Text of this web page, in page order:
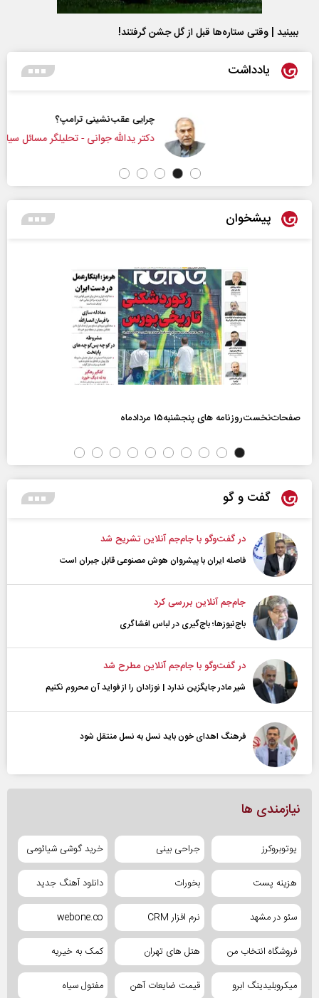
ببینید | وقتی ستاره‌ها قبل از گل جشن گرفتند!
یادداشت
چرایی عقب‌نشینی ترامپ؟
دکتر یدالله جوانی - تحلیلگر مسائل سیاسی
پیشخوان
صفحات‌نخست‌روزنامه ها‌ی پنجشنبه‌۱۵ مردادماه
گفت و گو
در گفت‌و‌گو با جام‌جم آنلاین تشریح شد
فاصله ایران با پیشرو‌ان هوش مصنوعی قابل جبران است
جام‌جم آنلاین بررسی کرد
باج‌نیوزها؛ باج‌گیری در لباس افشاگری
در گفت‌و‌گو با جام‌جم آنلاین مطرح شد
شیر مادر جایگزین ندارد | نوزادان را از فواید آن محروم نکنیم
فرهنگ اهدای خون باید نسل به نسل منتقل شود
نیازمندی ها
یوتوبروکرز جراحی بینی خرید گوشی شیائومی
هزینه پست بخورات دانلود آهنگ جدید
سئو در مشهد نرم افزار CRM webone.co
فروشگاه انتخاب من هتل های تهران کمک به خیریه
میکروبلیدینگ ابرو قیمت ضایعات آهن مفتول سیاه